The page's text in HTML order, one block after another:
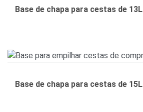
Base de chapa para cestas de 13L
Base de chapa para cestas de 15L